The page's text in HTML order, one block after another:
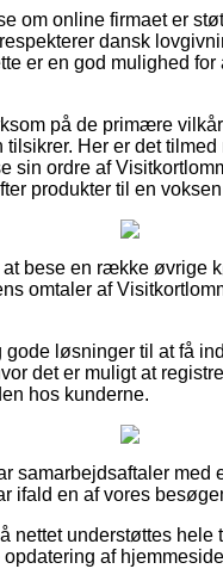
om online firmaet er
dansk
er en god mulighed
på de primære
Her er det
sin ordre af
produkter til en
bese en række øvrige
omtaler af
løsninger til at få
det er muligt at
hos kunderne.
samarbejdsaftaler
ifald en af vores
nettet understøttes hele
af